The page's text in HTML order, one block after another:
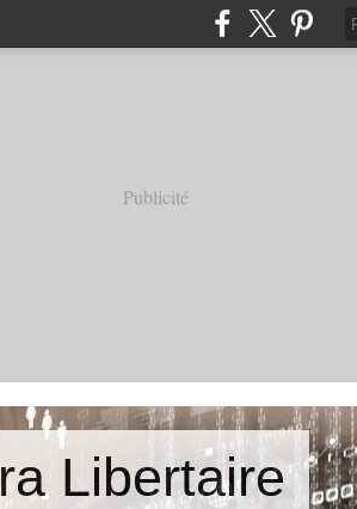
Publicité
Libertaire